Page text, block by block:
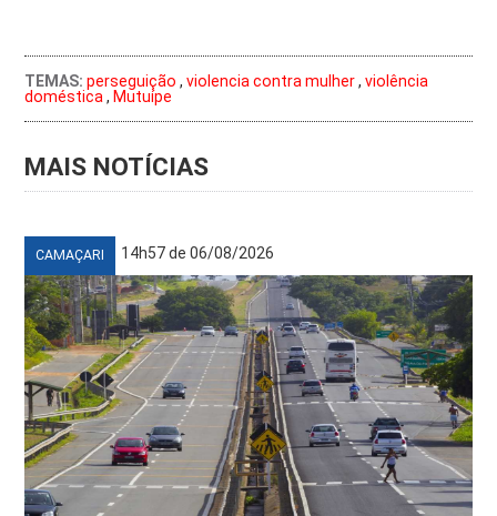
TEMAS: perseguição ,violencia contra mulher,violência
doméstica ,Mutuípe
MAIS NOTÍCIAS
CAMAÇARI 14h57 de 06/08/2026